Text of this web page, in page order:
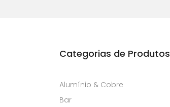
Categorias de Produtos
Alumínio & Cobre
Bar